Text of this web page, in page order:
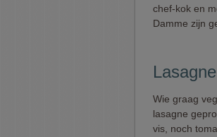
chef-kok en
Damme zijn
Wie graag
lasagne
vis, noch